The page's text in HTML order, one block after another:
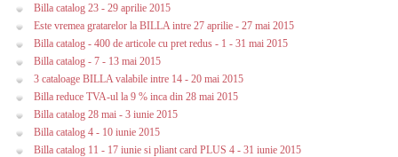
Billa catalog 23 - 29 aprilie 2015
Este vremea gratarelor la BILLA intre 27 aprilie - 27 mai 2015
Billa catalog - 400 de articole cu pret redus - 1 - 31 mai 2015
Billa catalog - 7 - 13 mai 2015
3 cataloage BILLA valabile intre 14 - 20 mai 2015
Billa reduce TVA-ul la 9 % inca din 28 mai 2015
Billa catalog 28 mai - 3 iunie 2015
Billa catalog 4 - 10 iunie 2015
Billa catalog 11 - 17 iunie si pliant card PLUS 4 - 31 iunie 2015